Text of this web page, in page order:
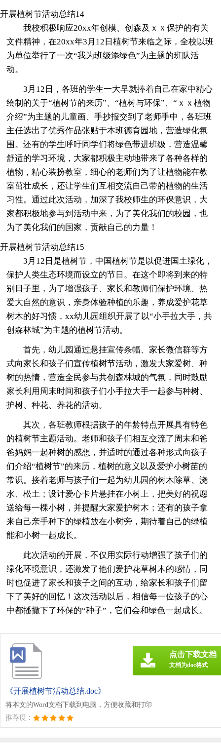
开展植树节活动总结14
我校积极响应20xx年创模、创森及ｘｘ保护的有关
文件精神，在20xx年3月12日植树节来临之际，全校以班
为单位举行了一次“我为班级添绿色”为主题的班队活
动。
3月12日，各班的学生一大早就捧着自己在家中精心
绘制的关于“植树节的来历”、“植树与环保”、“ｘｘ植物
介绍”为主题的儿童画、手抄报交到了老师手中，各班班
主任选出了优秀作品张贴于本班德育园地，营造绿化氛
围。还有的学生呼吁同学们将绿色带进班级，营造温馨
舒适的学习环境，大家都积极主动地带来了各种各样的
植物，精心装扮教室，细心的老师们为了让植物能在教
室茁壮成长，还让学生们互相交流自己带的植物的生活
习性。通过此次活动，加深了我校师生的环保意识，大
家都积极地参与到活动中来，为了美化我们的校园，也
为了美化我们的国家，贡献自己的力量！
开展植树节活动总结15
3月12日是植树节，中国植树节是以促进国土绿化，
保护人类生态环境而设立的节日。在这个即将到来的特
别日子里，为了增强孩子、家长和教师们保护环境、热
爱大自然的意识，亲身体验种植的乐趣，养成爱护花草
树木的好习惯，xx幼儿园组织开展了以“小手拉大手，共
创森林城”为主题的植树节活动。
首先，幼儿园通过悬挂宣传条幅、家长微信群等方
式向家长和孩子们宣传植树节活动，激发大家爱树、种
树的热情，营造全民参与共创森林城的气氛，同时鼓励
家长利用周末时间和孩子们小手拉大手一起参与种树、
护树、种花、养花的活动。
其次，各班教师根据孩子的年龄特点开展具有特色
的植树节主题活动。老师和孩子们相互交流了周末和爸
爸妈妈一起种树的感想，并适时的通过各种形式向孩子
们介绍“植树节”的来历，植树的意义以及爱护小树苗的
常识。接着老师与孩子们一起为幼儿园的树木除草、浇
水、松土；设计爱心卡片悬挂在小树上，把美好的祝愿
送给每一棵小树，并提醒大家爱护树木；还有的孩子拿
来自己亲手种下的绿植放在小树旁，期待着自己的绿植
能和小树一起成长。
此次活动的开展，不仅用实际行动增强了孩子们的
绿化环境意识，还激发了他们爱护花草树木的感情，同
时也促进了家长和孩子之间的互动，给家长和孩子们留
下了美好的回忆！这次活动以后，相信每一位孩子的心
中都播撒下了环保的“种子”，它们会和绿色一起成长。
《开展植树节活动总结.doc》
将本文的Word文档下载到电脑，方便收藏和打印
推荐度：
点击下载文档
文档为doc格式